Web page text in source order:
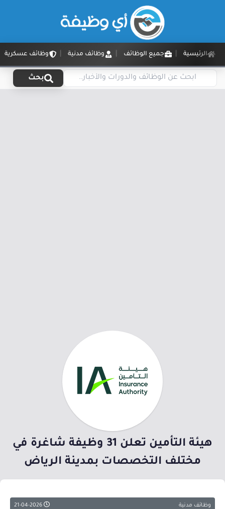
الرئيسية جميع الوظائف وظائف مدنية وظائف عسكرية
بحث
هيئة التأمين تعلن 31 وظيفة شاغرة في
مختلف التخصصات بمدينة الرياض
وظائف مدنية